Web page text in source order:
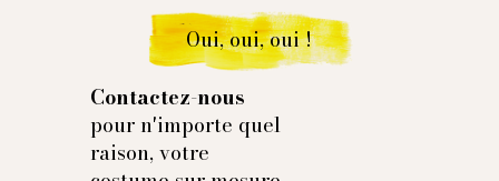
Contactez-nous
pour n'importe quel
raison, votre
Oui, oui, oui !